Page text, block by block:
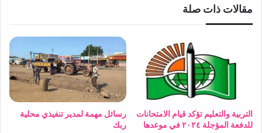
مقالات ذات صلة
التربية والتعليم تؤكد قيام الامتحانات
للدفعة المؤجلة ٢٠٢٤ في موعدها
رسائل مهمة لمدير تنفيذي محلية
ربك